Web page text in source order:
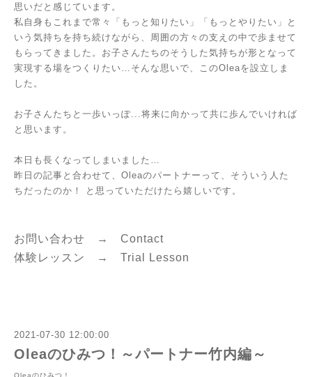
思いだと感じています。
私自身もこれまで常々「もっと知りたい」「もっとやりたい」と
いう気持ちを持ち続けながら、周囲の方々の支えの中で歩ませて
もらってきました。お子さんたちのそうした気持ちが形となって
実現する場をつくりたい…そんな思いで、このOleaを設立しま
した。
お子さんたちと一歩いっぽ...将来に向かって共に歩んでいければ
と思います。
本日も長くなってしまいました…
昨日の記事と合わせて、Oleaのパートナーって、そういう人た
ちだったのか！ と思っていただけたら嬉しいです。
お問い合わせ → Contact
体験レッスン → Trial Lesson
2021-07-30 12:00:00
Oleaのひみつ！～パートナー竹内編～
Oleaのひみつ！